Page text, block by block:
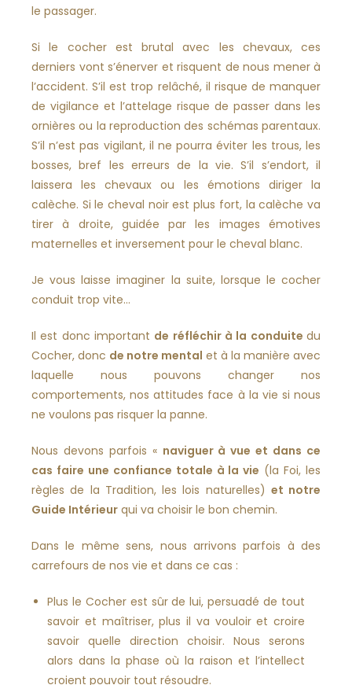
le passager.
Si le cocher est brutal avec les chevaux, ces
derniers vont s’énerver et risquent de nous mener à
l’accident. S’il est trop relâché, il risque de manquer
de vigilance et l’attelage risque de passer dans les
ornières ou la reproduction des schémas parentaux.
S’il n’est pas vigilant, il ne pourra éviter les trous, les
bosses, bref les erreurs de la vie. S’il s’endort, il
laissera les chevaux ou les émotions diriger la
calèche. Si le cheval noir est plus fort, la calèche va
tirer à droite, guidée par les images émotives
maternelles et inversement pour le cheval blanc.
Je vous laisse imaginer la suite, lorsque le cocher
conduit trop vite…
Il est donc important de réfléchir à la conduitedu
Cocher, donc de notre mental et à la manière avec
laquelle nous pouvons changer nos
comportements, nos attitudes face à la vie si nous
ne voulons pas risquer la panne.
Nous devons parfois « naviguer à vue et dans ce
cas faire une confiance totale à la vie (la Foi, les
règles de la Tradition, les lois naturelles) et notre
Guide Intérieur qui va choisir le bon chemin.
Dans le même sens, nous arrivons parfois à des
carrefours de nos vie et dans ce cas :
Plus le Cocher est sûr de lui, persuadé de tout
savoir et maîtriser, plus il va vouloir et croire
savoir quelle direction choisir. Nous serons
alors dans la phase où la raison et l’intellect
croient pouvoir tout résoudre.